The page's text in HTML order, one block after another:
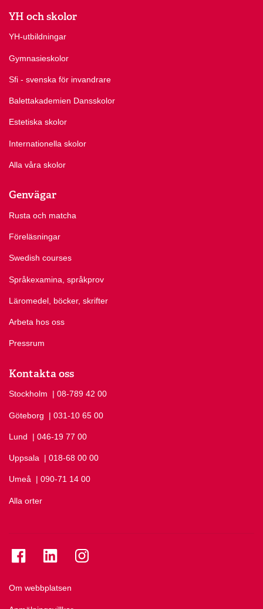
YH och skolor
YH-utbildningar
Gymnasieskolor
Sfi - svenska för invandrare
Balettakademien Dansskolor
Estetiska skolor
Internationella skolor
Alla våra skolor
Genvägar
Rusta och matcha
Föreläsningar
Swedish courses
Språkexamina, språkprov
Läromedel, böcker, skrifter
Arbeta hos oss
Pressrum
Kontakta oss
Stockholm Ring Stockholm på
| 08-789 42 00
Göteborg Ring Göteborg på
| 031-10 65 00
Lund Ring Lund på
| 046-19 77 00
Uppsala Ring Uppsala på
| 018-68 00 00
Umeå Ring Umeå på
| 090-71 14 00
Alla orter
Om webbplatsen
Se folkuniversitetet på Facebook
Se folkuniversitetet på LinkedIn